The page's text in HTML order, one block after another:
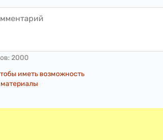
2000
иметь возможность